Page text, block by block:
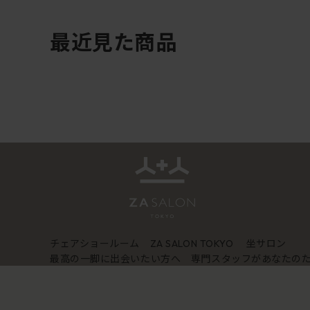
最近見た商品
チェアショールーム ZA SALON TOKYO
坐サロン
最高の一脚に出会いたい方へ 専門スタッフがあなたの